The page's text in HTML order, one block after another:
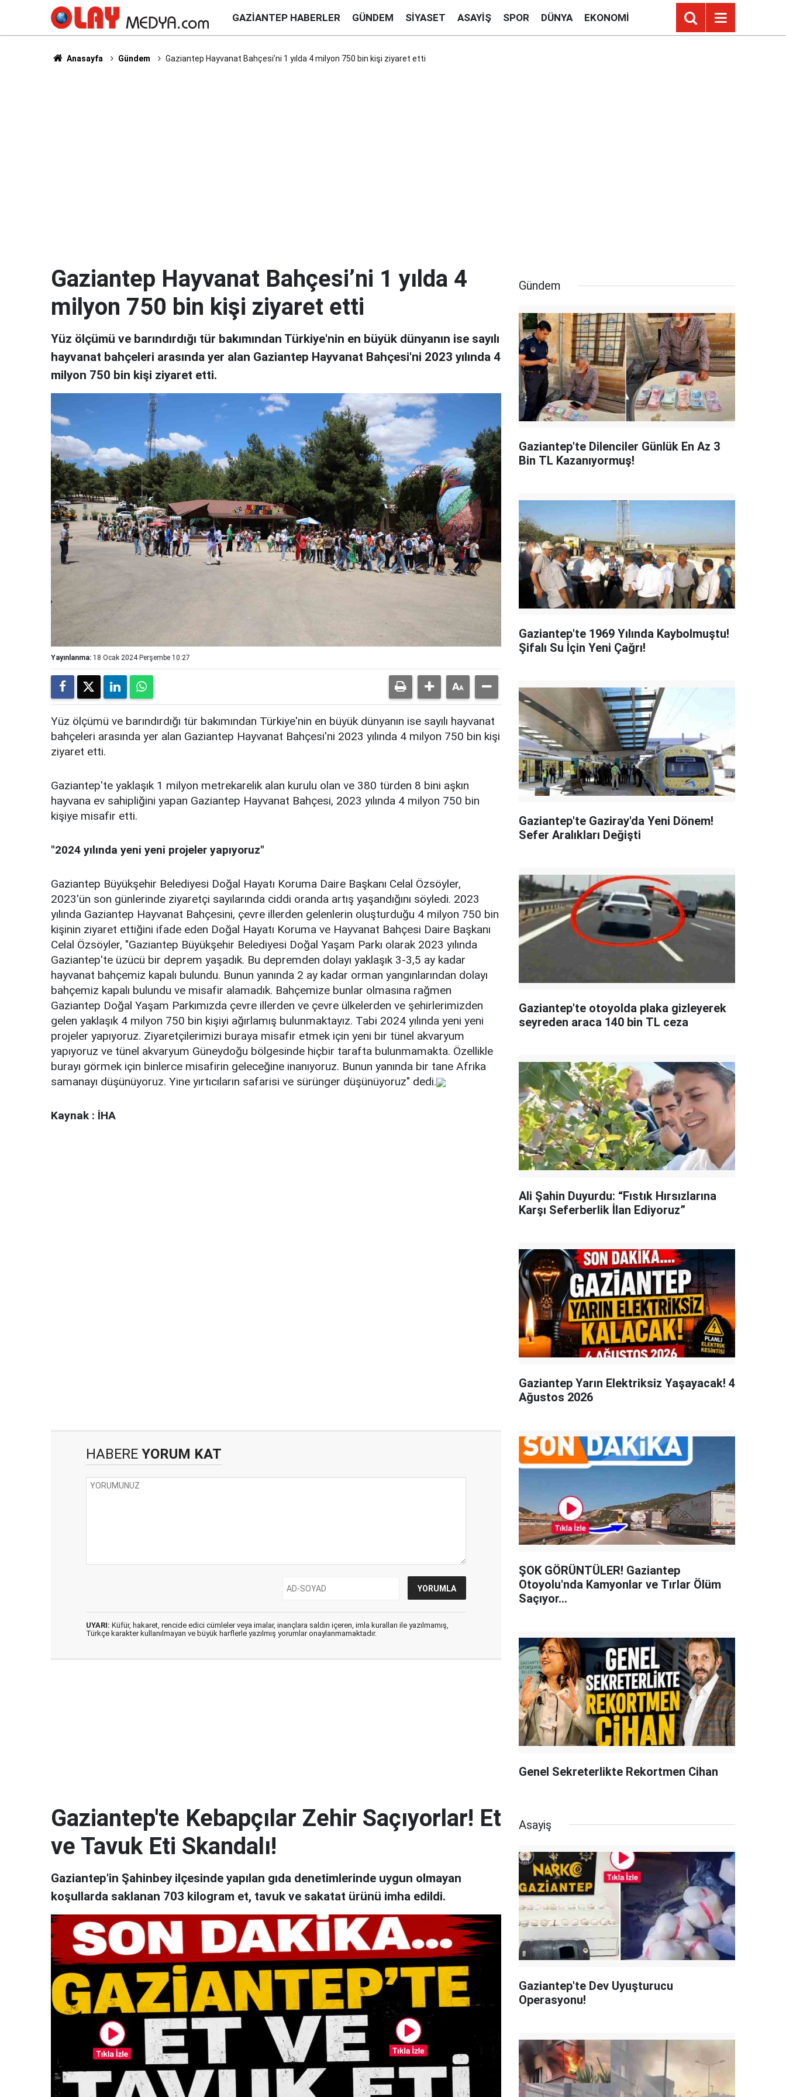
GAZIANTEP HABERLER GÜNDEM SIYASET ASAYIŞ SPOR DÜNYA EKONOMI
Anasayfa Gündem Gaziantep Hayvanat Bahçesi’ni 1 yılda 4 milyon 750 bin kişi ziyaret etti
Gaziantep Hayvanat Bahçesi’ni 1 yılda 4
milyon 750 bin kişi ziyaret etti
Yüz ölçümü ve barındırdığı tür bakımından Türkiye'nin en büyük dünyanın ise sayılı
hayvanat bahçeleri arasında yer alan Gaziantep Hayvanat Bahçesi'ni 2023 yılında 4
milyon 750 bin kişi ziyaret etti.
Yayınlanma: 18 Ocak 2024 Perşembe 10:27
Yüz ölçümü ve barındırdığı tür bakımından Türkiye'nin en büyük dünyanın ise sayılı hayvanat
bahçeleri arasında yer alan Gaziantep Hayvanat Bahçesi'ni 2023 yılında 4 milyon 750 bin kişi
ziyaret etti.
Gaziantep'te yaklaşık 1 milyon metrekarelik alan kurulu olan ve 380 türden 8 bini aşkın
hayvana ev sahipliğini yapan Gaziantep Hayvanat Bahçesi, 2023 yılında 4 milyon 750 bin
kişiye misafir etti.
"2024 yılında yeni yeni projeler yapıyoruz"
Gaziantep Büyükşehir Belediyesi Doğal Hayatı Koruma Daire Başkanı Celal Özsöyler,
2023'ün son günlerinde ziyaretçi sayılarında ciddi oranda artış yaşandığını söyledi. 2023
yılında Gaziantep Hayvanat Bahçesini, çevre illerden gelenlerin oluşturduğu 4 milyon 750 bin
kişinin ziyaret ettiğini ifade eden Doğal Hayatı Koruma ve Hayvanat Bahçesi Daire Başkanı
Celal Özsöyler, "Gaziantep Büyükşehir Belediyesi Doğal Yaşam Parkı olarak 2023 yılında
Gaziantep'te üzücü bir deprem yaşadık. Bu depremden dolayı yaklaşık 3-3,5 ay kadar
hayvanat bahçemiz kapalı bulundu. Bunun yanında 2 ay kadar orman yangınlarından dolayı
bahçemiz kapalı bulundu ve misafir alamadık. Bahçemize bunlar olmasına rağmen
Gaziantep Doğal Yaşam Parkımızda çevre illerden ve çevre ülkelerden ve şehirlerimizden
gelen yaklaşık 4 milyon 750 bin kişiyi ağırlamış bulunmaktayız. Tabi 2024 yılında yeni yeni
projeler yapıyoruz. Ziyaretçilerimizi buraya misafir etmek için yeni bir tünel akvaryum
yapıyoruz ve tünel akvaryum Güneydoğu bölgesinde hiçbir tarafta bulunmamakta. Özellikle
burayı görmek için binlerce misafirin geleceğine inanıyoruz. Bunun yanında bir tane Afrika
samanayı düşünüyoruz. Yine yırtıcıların safarisi ve sürünger düşünüyoruz" dedi.
Kaynak : İHA
HABERE YORUM KAT
UYARI: Küfür, hakaret, rencide edici cümleler veya imalar, inançlara saldırı içeren, imla kuralları ile yazılmamış,
Türkçe karakter kullanılmayan ve büyük harflerle yazılmış yorumlar onaylanmamaktadır.
Gündem
Gaziantep'te Dilenciler Günlük En Az 3
Bin TL Kazanıyormuş!
Gaziantep'te 1969 Yılında Kaybolmuştu!
Şifalı Su İçin Yeni Çağrı!
Gaziantep'te Gaziray'da Yeni Dönem!
Sefer Aralıkları Değişti
Gaziantep'te otoyolda plaka gizleyerek
seyreden araca 140 bin TL ceza
Ali Şahin Duyurdu: “Fıstık Hırsızlarına
Karşı Seferberlik İlan Ediyoruz”
Gaziantep Yarın Elektriksiz Yaşayacak! 4
Ağustos 2026
ŞOK GÖRÜNTÜLER! Gaziantep
Otoyolu'nda Kamyonlar ve Tırlar Ölüm
Saçıyor...
Genel Sekreterlikte Rekortmen Cihan
Gaziantep'te Kebapçılar Zehir Saçıyorlar! Et
ve Tavuk Eti Skandalı!
Gaziantep'in Şahinbey ilçesinde yapılan gıda denetimlerinde uygun olmayan
koşullarda saklanan 703 kilogram et, tavuk ve sakatat ürünü imha edildi.
Asayiş
Gaziantep'te Dev Uyuşturucu
Operasyonu!